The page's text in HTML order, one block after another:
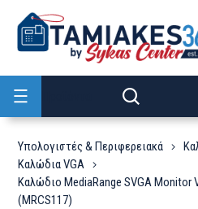
Υπολογιστές & Περιφερειακά
Καλώδια VGA
Καλώδιο MediaRange SVGA Monitor
(MRCS117)